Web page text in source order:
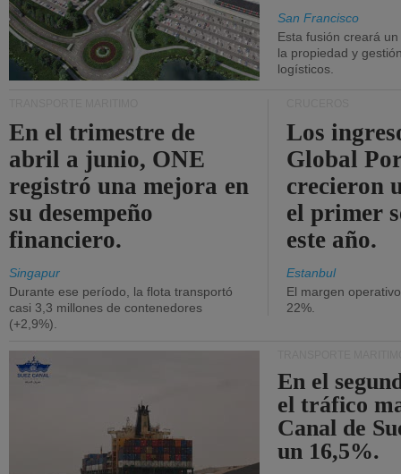
San Francisco
Esta fusión creará
la propiedad y
logísticos.
En el trimestre de
abril a junio, ONE
registró una mejora en
su desempeño
financiero.
Singapur
Durante ese período, la flota transportó
casi 3,3 millones de contenedores
(+2,9%).
Los
Global
crecieron
el primer
este año.
Estanbul
El margen
22%.
En el
el tráfico
Canal de
un 16,5%.